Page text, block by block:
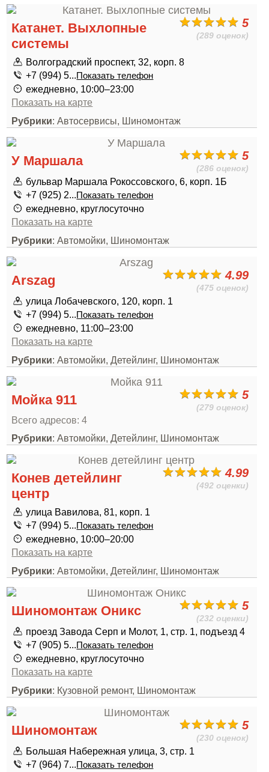
5
(289 оценок)
Катанет. Выхлопные
системы
Волгоградский проспект, 32, корп. 8
+7 (994) 5...Показать телефон
ежедневно, 10:00–23:00
Показать на карте
Рубрики: Автосервисы, Шиномонтаж
5
(286 оценок)
У Маршала
бульвар Маршала Рокоссовского, 6, корп. 1Б
+7 (925) 2...Показать телефон
ежедневно, круглосуточно
Показать на карте
Рубрики: Автомойки, Шиномонтаж
4.99
(475 оценок)
Arszag
улица Лобачевского, 120, корп. 1
+7 (994) 5...Показать телефон
ежедневно, 11:00–23:00
Показать на карте
Рубрики: Автомойки, Детейлинг, Шиномонтаж
5
(279 оценок)
Мойка 911
Всего адресов: 4
Рубрики: Автомойки, Детейлинг, Шиномонтаж
4.99
(492 оценки)
Конев детейлинг
центр
улица Вавилова, 81, корп. 1
+7 (994) 5...Показать телефон
ежедневно, 10:00–20:00
Показать на карте
Рубрики: Автомойки, Детейлинг, Шиномонтаж
5
(232 оценки)
Шиномонтаж Оникс
проезд Завода Серп и Молот, 1, стр. 1, подъезд 4
+7 (905) 5...Показать телефон
ежедневно, круглосуточно
Показать на карте
Рубрики: Кузовной ремонт, Шиномонтаж
5
(230 оценок)
Шиномонтаж
Большая Набережная улица, 3, стр. 1
+7 (964) 7...Показать телефон